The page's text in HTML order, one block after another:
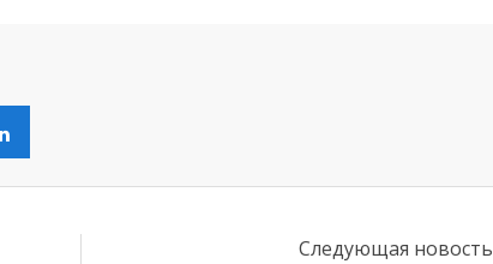
Следующая новость